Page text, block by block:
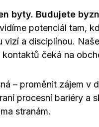
byty. Budujete
potenciál tam,
vizí a disciplínou.
čeká na
– proměnit zájem
procesní bariéry a
stranám.